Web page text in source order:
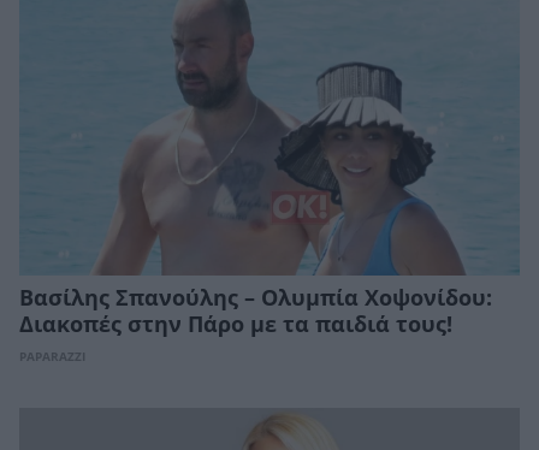
Βασίλης Σπανούλης – Ολυμπία Χοψονίδου:
Διακοπές στην Πάρο με τα παιδιά τους!
PAPARAZZI